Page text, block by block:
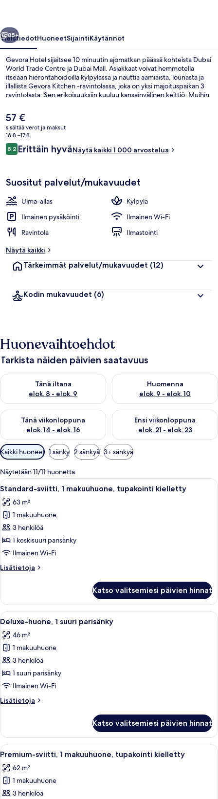
Seuraava
85+
YleistiedotHuoneetSijaintiKäytännöt
Gevora Hotel sijaitsee 10 minuutin ajomatkan päässä kohteista Dubai
World Trade Centre ja Dubai Mall. Asiakkaat voivat hemmotella
itseään hierontahoidoilla kylpylässä ja nauttia aamiaista, lounasta ja
illallista Gevora Kitchen -ravintolassa, joka on yksi majoituspaikan 3
ravintolasta. Sen erikoisuuksiin kuuluu kansainvälinen keittiö. Muihin
Matkailijat arvostavat suuresti majoituspaikan avuliasta henkilökuntaa
ja hyvää sijaintia. Julkisen liikenteen yhteydet sijaitsevat vain lyhyen
kävelymatkan päässä: Financial Centren metroasema sijaitsee 4
minuutin ja Emirates Towersin metroasema 7 minuutin kävelymatkan
päässä.
Nykyinen
hinta
on
57 €
57 €
sisältää verot ja maksut
16.8.–17.8.
Arvostelut
8,28,2 kautta 10.
Erittäin hyväNäytä kaikki 1 000 arvostelua
Suositut palvelut/mukavuudet
Uima-allas
Kylpylä
Ilmainen pysäköinti
Ilmainen Wi-Fi
Ravintola
Ilmastointi
Näytä kaikki
Tärkeimmät palvelut/mukavuudet (12)
Kodin mukavuudet (6)
Huonevaihtoehdot
Tarkista näiden päivien saatavuus
Tänä iltana
elok. 8 - elok. 9
Tarkista tämän illan saatavuus elok. 8 - elok. 9
Huomenna
elok. 9 - elok. 10
Tarkista huomisen saatavuus
Tänä viikonloppuna
elok. 14 - elok. 16
Tarkista tämän viikonlopun saatavuus elok. 14 - elok. 16
Ensi viikonloppuna
elok. 21 - elok. 23
Tarkista ensi viikonlopun
Huoneille
saatavilla
olevia
suodattimia
Kaikki huoneet 1 sänky 2 sänkyä 3+ sänkyä
Näytetään 11/11 huonetta
Avaa
kaikki
huonetyypin
Standard-
sviitti,
1
makuuhuone,
kielletty
Hotellihuone, jossa on suuri sänky,
4
Standard-sviitti, 1 makuuhuone, tupakointi kielletty
63 m²
1 makuuhuone
3 henkilöä
1 keskisuuri parisänky
Ilmainen Wi-Fi
Lisätietoja
Lisätietoja
1
makuuhuone,
tupakointi
Katso valitsemiesi päivien hinnat
Avaa
kaikki
huonetyypin
Deluxe-
huone,
1
suuri
kuvat
Moderni hotellihuone, jossa on
4
Deluxe-huone, 1 suuri parisänky
46 m²
1 makuuhuone
3 henkilöä
1 suuri parisänky
Ilmainen Wi-Fi
Lisätietoja
Lisätietoja
1
suuri
parisänky
Katso valitsemiesi päivien hinnat
Avaa
kaikki
huonetyypin
Premium-
sviitti,
Hotellihuone, jossa on suuri sänky,
3
Premium-sviitti, 1 makuuhuone, tupakointi kielletty
62 m²
1 makuuhuone
3 henkilöä